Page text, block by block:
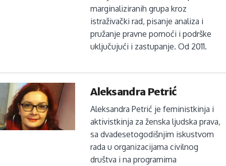
marginaliziranih grupa kroz
istraživački rad, pisanje analiza i
pružanje pravne pomoći i podrške
uključujući i zastupanje. Od 2011.
Aleksandra Petrić
Aleksandra Petrić je feministkinja i
aktivistkinja za ženska ljudska prava,
sa dvadesetogodišnjim iskustvom
rada u organizacijama civilnog
društva i na programima